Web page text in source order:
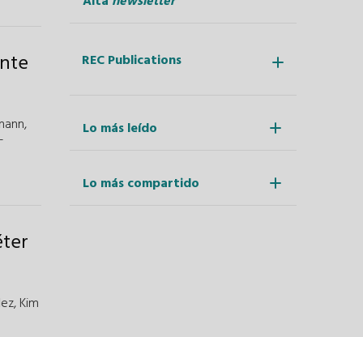
,
,Kim
REC Publications
Lo más leído
Lo más compartido